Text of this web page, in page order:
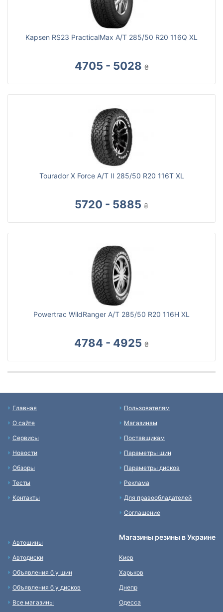
Kapsen RS23 PracticalMax A/T 285/50 R20 116Q XL
4705 - 5028 ₴
Tourador X Force A/T II 285/50 R20 116T XL
5720 - 5885 ₴
Powertrac WildRanger A/T 285/50 R20 116H XL
4784 - 4925 ₴
Главная
О сайте
Сервисы
Новости
Обзоры
Тесты
Контакты
Пользователям
Магазинам
Поставщикам
Параметры шин
Параметры дисков
Реклама
Для правообладателей
Соглашение
Автошины
Автодиски
Объявления б у шин
Объявления б у дисков
Все магазины
Магазины резины в Украине
Киев
Харьков
Днепр
Одесса